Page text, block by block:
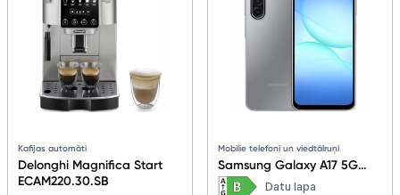
Kafijas automāti
Delonghi Magnifica Start
ECAM220.30.SB
Mobilie telefoni un viedtālruņi
Samsung Galaxy A17 5G
4+128GB Gray
Datu lapa